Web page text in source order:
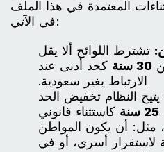
المعتمدة في هذا الملف
في الآتي:
تشترط اللوائح ألا يقل
30 سنة
كحد أدنى عند
الارتباط بغير سعودية.
يتيح النظام تخفيض الحد
25 سنة
كاستثناء قانوني
مثل: أن يكون المواطن
لاستقرار أسري، أو في